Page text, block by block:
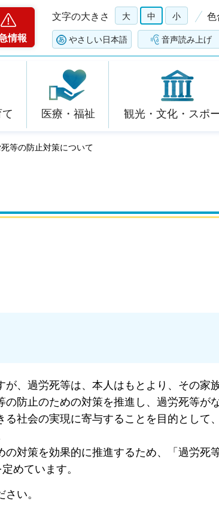
情報
文字の大きさ 大 中 小 色
やさしい日本語 音声読み上げ
医療・福祉 観光・文化・スポ
等の防止対策について
、過労死等は、本人はもとより、その家
防止のための対策を推進し、過労死等が
社会の実現に寄与することを目的として
対策を効果的に推進するため、「過労死
めています。
い。